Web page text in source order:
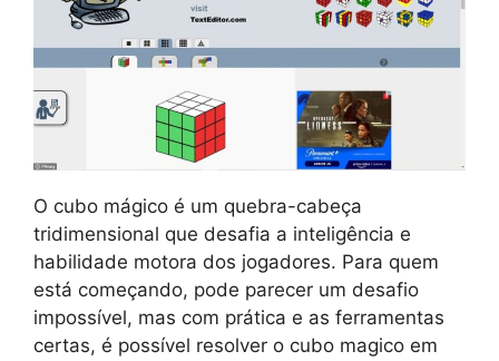
O cubo mágico é um quebra-cabeça
tridimensional que desafia a inteligência e
habilidade motora dos jogadores. Para quem
está começando, pode parecer um desafio
impossível, mas com prática e as ferramentas
certas, é possível resolver o cubo magico em